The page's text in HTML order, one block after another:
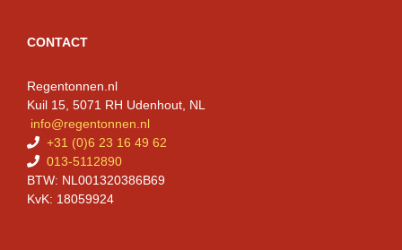
CONTACT
Regentonnen.nl
Kuil 15, 5071 RH Udenhout, NL
info@regentonnen.nl
+31 (0)6 23 16 49 62
013-5112890
BTW: NL001320386B69
KvK: 18059924